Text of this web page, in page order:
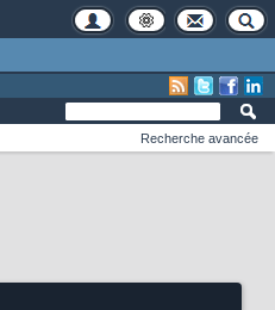
Recherche avancée